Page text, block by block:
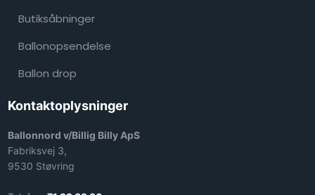
Butiksåbninger
Ballonopsendelse
Ballon drop
Kontaktoplysninger
Ballonnord v/Billig Billy ApS
Fabriksvej 3,
9530 Støvring